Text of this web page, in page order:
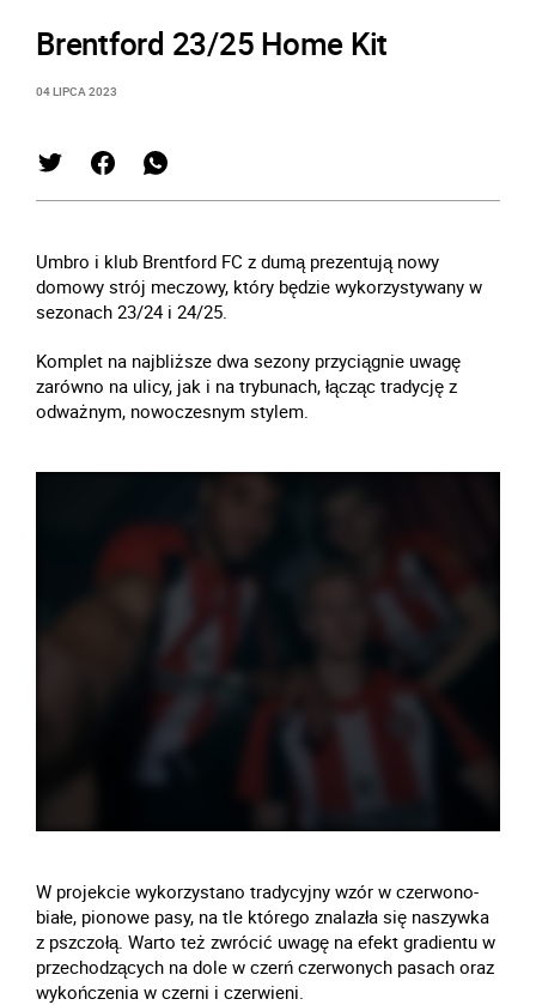
Brentford 23/25 Home Kit
04 LIPCA 2023
Umbro i klub Brentford FC z dumą prezentują nowy
domowy strój meczowy, który będzie wykorzystywany w
sezonach 23/24 i 24/25.
Komplet na najbliższe dwa sezony przyciągnie uwagę
zarówno na ulicy, jak i na trybunach, łącząc tradycję z
odważnym, nowoczesnym stylem.
W projekcie wykorzystano tradycyjny wzór w czerwono-
białe, pionowe pasy, na tle którego znalazła się naszywka
z pszczołą. Warto też zwrócić uwagę na efekt gradientu w
przechodzących na dole w czerń czerwonych pasach oraz
wykończenia w czerni i czerwieni.